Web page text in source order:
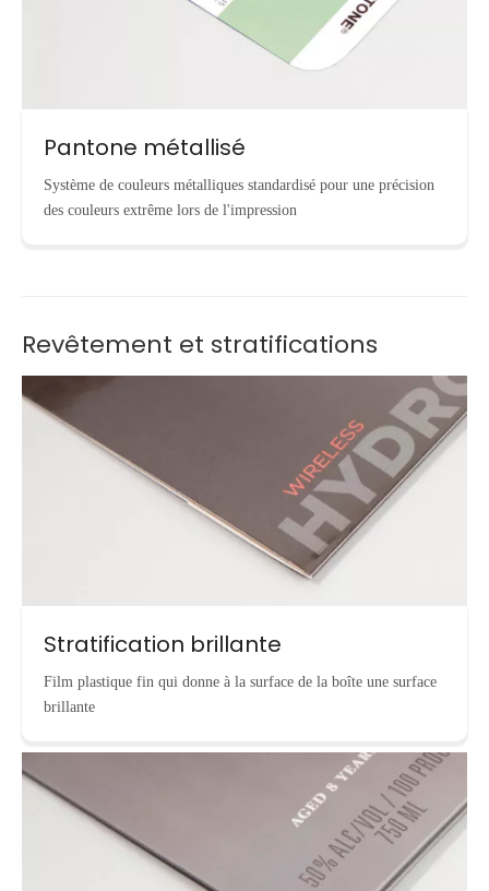
Pantone métallisé
Système de couleurs métalliques standardisé pour une précision
des couleurs extrême lors de l'impression
Revêtement et stratifications
Stratification brillante
Film plastique fin qui donne à la surface de la boîte une surface
brillante